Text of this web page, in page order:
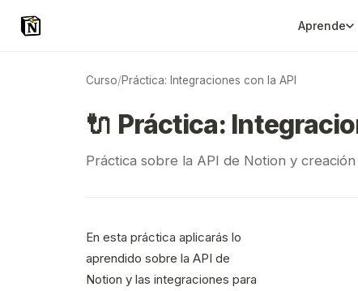
Aprende
Curso/Práctica: Integraciones con la API
🔌 Práctica:
Práctica sobre la API de Notion y
En esta práctica aplicarás lo
aprendido sobre la API de
Notion y las integraciones para